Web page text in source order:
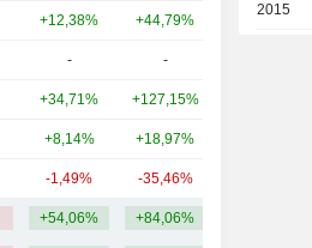
+12,38% +44,79%
- -
+34,71% +127,15%
+8,14% +18,97%
-1,49% -35,46%
+54,06% +84,06%
2015